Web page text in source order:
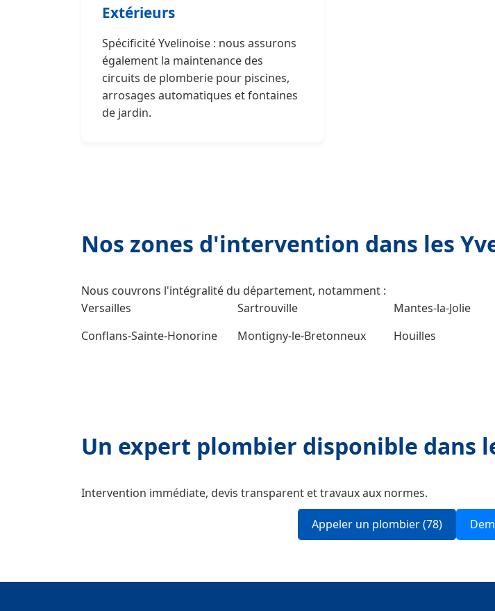
Extérieurs
Spécificité Yvelinoise : nous assurons
également la maintenance des
circuits de plomberie pour piscines,
arrosages automatiques et fontaines
de jardin.
Nos zones d'intervention dans les
Nous couvrons l'intégralité du département, notamment :
Versailles
Sartrouville Mantes-la-Jolie
Conflans-Sainte-Honorine
Montigny-le-Bretonneux Houilles
Un expert plombier disponible dans
Intervention immédiate, devis transparent et travaux aux normes.
Appeler un plombier (78)